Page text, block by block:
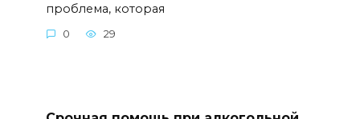
проблема, которая
0 29